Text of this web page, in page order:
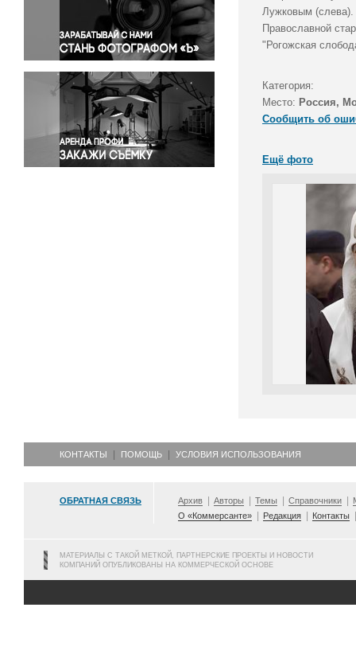
Правосудие
Происшествия и конфликты
Религия
Светская жизнь
Спорт
Экология
Экономика и бизнес
Лужковым (слева).
Православной
"Рогожская
Категория:
Место: Россия,
Сообщить об
Ещё фото
КОНТАКТЫ ПОМОЩЬ УСЛОВИЯ ИСПОЛЬЗОВАНИЯ
ОБРАТНАЯ СВЯЗЬ Архив Авторы Темы Справочники
О «Коммерсанте»
Редакция Контакты
МАТЕРИАЛЫ С ТАКОЙ МЕТКОЙ, ПАРТНЕРСКИЕ ПРОЕКТЫ И НОВОСТИ
КОМПАНИЙ ОПУБЛИКОВАНЫ НА КОММЕРЧЕСКОЙ ОСНОВЕ